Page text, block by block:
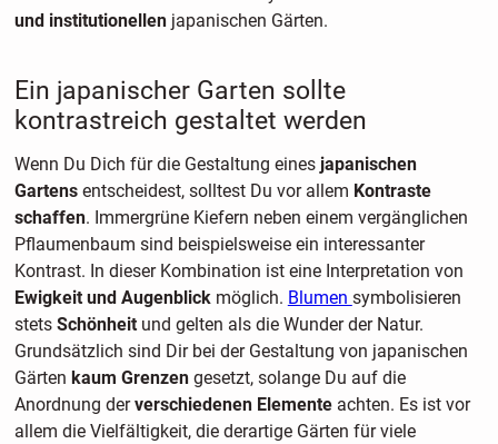
und institutionellenjapanischen Gärten.
Ein japanischer Garten sollte
kontrastreich gestaltet werden
Wenn Du Dich für die Gestaltung eines japanischen
Gartens entscheidest, solltest Du vor allem Kontraste
schaffen. Immergrüne Kiefern neben einem vergänglichen
Pflaumenbaum sind beispielsweise ein interessanter
Kontrast. In dieser Kombination ist eine Interpretation von
Ewigkeit und Augenblick möglich. Blumen symbolisieren
stets Schönheitund gelten als die Wunder der Natur.
Grundsätzlich sind Dir bei der Gestaltung von japanischen
Gärten kaum Grenzengesetzt, solange Du auf die
Anordnung derverschiedenen Elementeachten. Es ist vor
allem die Vielfältigkeit, die derartige Gärten für viele